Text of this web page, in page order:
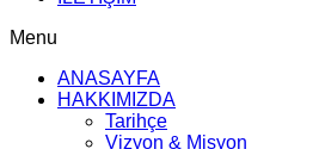
Menu
ANASAYFA
HAKKIMIZDA
Tarihçe
Vizyon & Misyon